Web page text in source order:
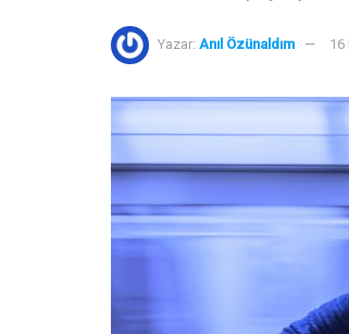
Yazar: Anıl Özünaldım 16